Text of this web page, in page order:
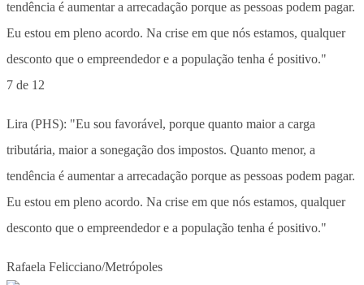
7 de 12
Lira (PHS): "Eu sou favorável, porque quanto maior a carga
tributária, maior a sonegação dos impostos. Quanto menor, a
tendência é aumentar a arrecadação porque as pessoas podem pagar.
Eu estou em pleno acordo. Na crise em que nós estamos, qualquer
desconto que o empreendedor e a população tenha é positivo."
Rafaela Felicciano/Metrópoles